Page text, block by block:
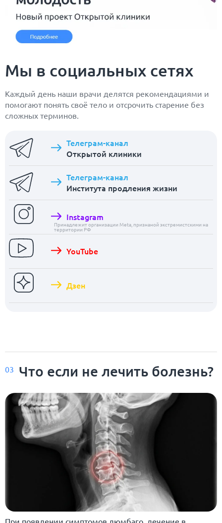
Мы в социальных сетях
Каждый день наши врачи делятся рекомендациями и
помогают понять своё тело и отсрочить старение без
сложных терминов.
Телеграм-канал
Открытой клиники
Телеграм-канал
Института продления жизни
Instagram
Принадлежит организации Meta, признаной экстремистскими на
территории РФ
YouTube
Дзен
03 Что если не лечить болезнь?
При появлении симптомов люмбаго, лечение в